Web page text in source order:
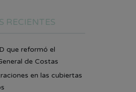
RECIENTES
que reformó el
de Costas
en las cubiertas